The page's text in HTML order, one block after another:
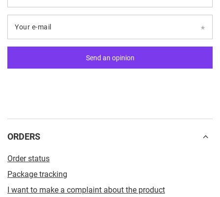
Your e-mail
Send an opinion
ORDERS
Order status
Package tracking
I want to make a complaint about the product